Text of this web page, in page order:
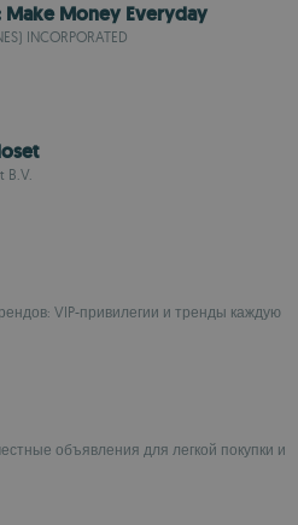
Make Money Everyday
INCORPORATED
B.V.
VIP-привилегии и тренды каждую
объявления для легкой покупки и